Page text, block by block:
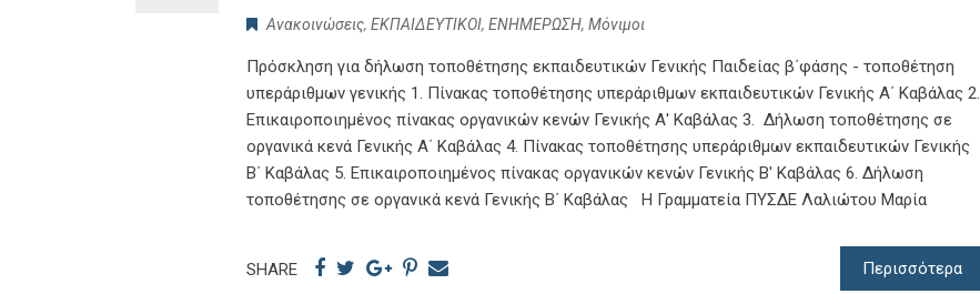
Ανακοινώσεις, ΕΚΠΑΙΔΕΥΤΙΚΟΙ, ΕΝΗΜΕΡΩΣΗ, Μόνιμοι
Πρόσκληση για δήλωση τοποθέτησης εκπαιδευτικών Γενικής Παιδείας β΄φάσης - τοποθέτηση
υπεράριθμων γενικής 1. Πίνακας τοποθέτησης υπεράριθμων εκπαιδευτικών Γενικής Α΄ Καβάλας 2.
Επικαιροποιημένος πίνακας οργανικών κενών Γενικής Α' Καβάλας 3. Δήλωση τοποθέτησης σε
οργανικά κενά Γενικής Α΄ Καβάλας 4. Πίνακας τοποθέτησης υπεράριθμων εκπαιδευτικών Γενικής
Β΄ Καβάλας 5. Επικαιροποιημένος πίνακας οργανικών κενών Γενικής Β' Καβάλας 6. Δήλωση
τοποθέτησης σε οργανικά κενά Γενικής Β΄ Καβάλας Η Γραμματεία ΠΥΣΔΕ Λαλιώτου Μαρία
Περισσότερα
SHARE